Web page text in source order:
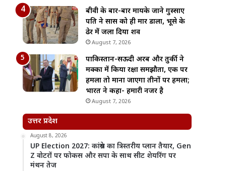
बीवी के बार-बार मायके जाने गुस्साए
पति ने सास को ही मार डाला, भूसे के
ढेर में जला दिया शव
August 7, 2026
पाकिस्तान-सऊदी अरब और तुर्की ने
मक्का में किया रक्षा समझौता, एक पर
हमला तो माना जाएगा तीनों पर हमला;
भारत ने कहा- हमारी नजर है
August 7, 2026
उत्तर प्रदेश
August 8, 2026
UP Election 2027: कांग्रेस का त्रिस्तरीय प्लान तैयार, Gen
Z वोटरों पर फोकस और सपा के साथ सीट शेयरिंग पर
मंथन तेज